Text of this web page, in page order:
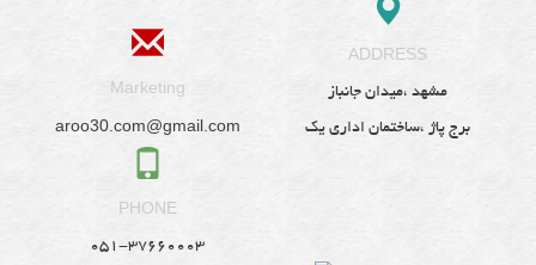
Marketing
aroo30.com@gmail.com
ADDRESS
مشهد ،میدان جانباز
برج پاژ ،ساختمان اداری یک
PHONE
051-37660003